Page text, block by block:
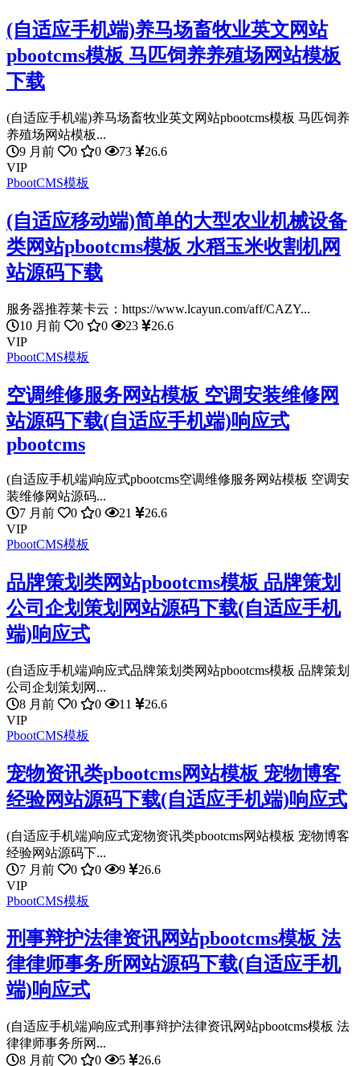
(自适应手机端)养马场畜牧业英文网站
pbootcms模板 马匹饲养养殖场网站模板
下载
(自适应手机端)养马场畜牧业英文网站pbootcms模板 马匹饲养
养殖场网站模板...
9 月前
0 0 73
26.6
VIP
PbootCMS模板
(自适应移动端)简单的大型农业机械设备
类网站pbootcms模板 水稻玉米收割机网
站源码下载
服务器推荐莱卡云：https://www.lcayun.com/aff/CAZY...
10 月前
0 0 23
26.6
VIP
PbootCMS模板
空调维修服务网站模板 空调安装维修网
站源码下载(自适应手机端)响应式
pbootcms
(自适应手机端)响应式pbootcms空调维修服务网站模板 空调安
装维修网站源码...
7 月前
0 0 21
26.6
VIP
PbootCMS模板
品牌策划类网站pbootcms模板 品牌策划
公司企划策划网站源码下载(自适应手机
端)响应式
(自适应手机端)响应式品牌策划类网站pbootcms模板 品牌策划
公司企划策划网...
8 月前
0 0 11
26.6
VIP
PbootCMS模板
宠物资讯类pbootcms网站模板 宠物博客
经验网站源码下载(自适应手机端)响应式
(自适应手机端)响应式宠物资讯类pbootcms网站模板 宠物博客
经验网站源码下...
7 月前
0 0 9
26.6
VIP
PbootCMS模板
刑事辩护法律资讯网站pbootcms模板 法
律律师事务所网站源码下载(自适应手机
端)响应式
(自适应手机端)响应式刑事辩护法律资讯网站pbootcms模板 法
律律师事务所网...
8 月前
0 0 5 26.6